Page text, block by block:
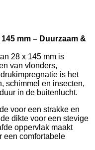
mm – Duurzaam &
28 x 145 mm is
van vlonders,
is het
schimmel en insecten,
in de buitenlucht.
voor een strakke en
dikte voor een stevige
oppervlak maakt
een comfortabele